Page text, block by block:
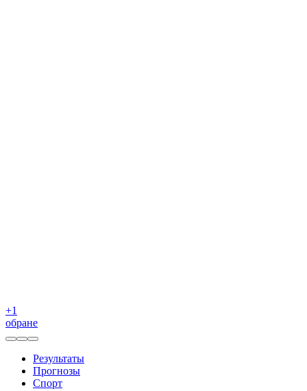
+1
обране
Результаты
Прогнозы
Спорт